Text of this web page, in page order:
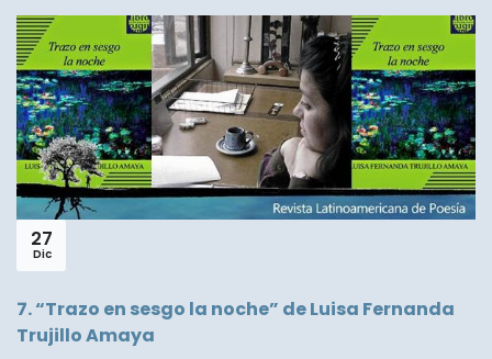
27
Dic
7. “Trazo en sesgo la noche” de Luisa Fernanda
Trujillo Amaya